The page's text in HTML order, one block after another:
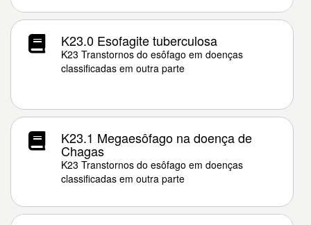
K23.0 Esofagite tuberculosa
K23 Transtornos do esôfago em doenças
classificadas em outra parte
K23.1 Megaesôfago na doença de
Chagas
K23 Transtornos do esôfago em doenças
classificadas em outra parte